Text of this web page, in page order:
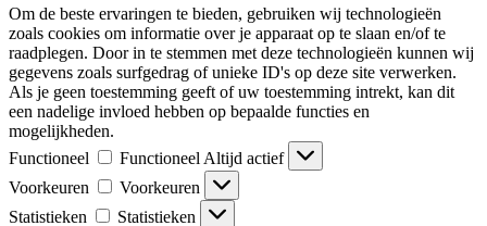
Om de beste ervaringen te bieden, gebruiken wij technologieën
zoals cookies om informatie over je apparaat op te slaan en/of te
raadplegen. Door in te stemmen met deze technologieën kunnen wij
gegevens zoals surfgedrag of unieke ID's op deze site verwerken.
Als je geen toestemming geeft of uw toestemming intrekt, kan dit
een nadelige invloed hebben op bepaalde functies en
mogelijkheden.
Functioneel
FunctioneelAltijd actief
Voorkeuren
Voorkeuren
Statistieken
Statistieken